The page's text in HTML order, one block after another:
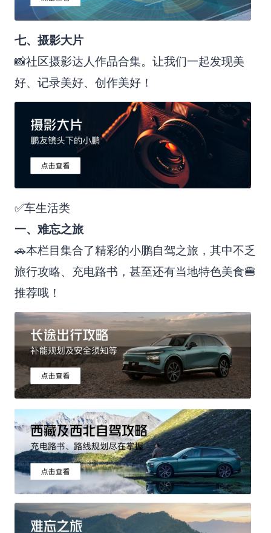
七、摄影大片
📸社区摄影达人作品合集。让我们一起发现美
好、记录美好、创作美好！
✅车生活类
一、难忘之旅
🚗本栏目集合了精彩的小鹏自驾之旅，其中不乏
旅行攻略、充电路书，甚至还有当地特色美食🍔
推荐哦！